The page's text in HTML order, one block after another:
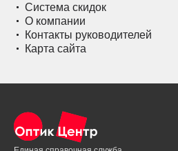
Система скидок
О компании
Контакты руководителей
Карта сайта